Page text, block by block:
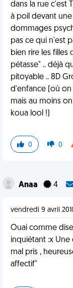
dans la rue c'est
à poil devant
dommages
pas ce qui n'est
bien rire les filles
pétasse" .. déjà
pitoyable .. 8D
d'enfance (où on
mais au moins
koua lool !)
0 0
Anaa 4
vendredi 9 avril
Ouai comme
inquiétant :x Une
mal pris ,
affectif"